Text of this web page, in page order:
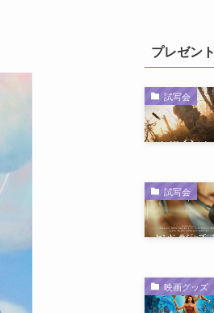
プレゼント
試写会
試写会
映画グッズ